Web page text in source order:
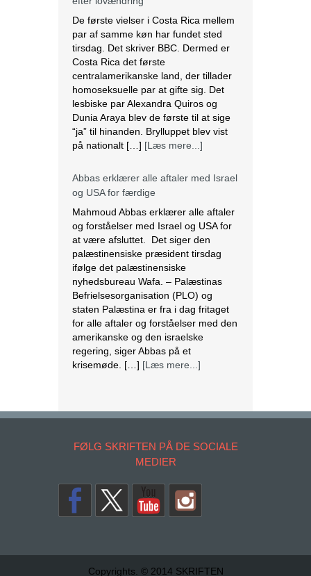
De første vielser i Costa Rica mellem
par af samme køn har fundet sted
tirsdag. Det skriver BBC. Dermed er
Costa Rica det første
centralamerikanske land, der tillader
homoseksuelle par at gifte sig. Det
lesbiske par Alexandra Quiros og
Dunia Araya blev de første til at sige
“ja” til hinanden. Brylluppet blev vist
på nationalt […] [Læs mere...]
Abbas erklærer alle aftaler med Israel
og USA for færdige
Mahmoud Abbas erklærer alle aftaler
og forståelser med Israel og USA for
at være afsluttet. Det siger den
palæstinensiske præsident tirsdag
ifølge det palæstinensiske
nyhedsbureau Wafa. – Palæstinas
Befrielsesorganisation (PLO) og
staten Palæstina er fra i dag fritaget
for alle aftaler og forståelser med den
amerikanske og den israelske
regering, siger Abbas på et
krisemøde. […] [Læs mere...]
Det er nu muligt at følge
på Dansk Bibel-Institut (DBI) i nogle
fag via internettet Det giver en ny
teologi på DBI, men som ikke har
mulighed for at være til stede ved
undervisningen på Leifsgade i
Pedersen. I første omgang udbydes
[…][Læs mere...]
FØLG SKRIFTEN PÅ DE SOCIALE
MEDIER
Copyrights. © 2014 SKRIFTEN